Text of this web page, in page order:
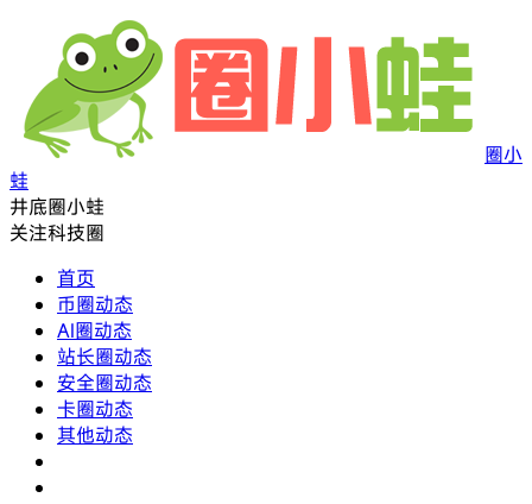
圈小
蛙
井底圈小蛙
关注科技圈
首页
币圈动态
AI圈动态
站长圈动态
安全圈动态
卡圈动态
其他动态